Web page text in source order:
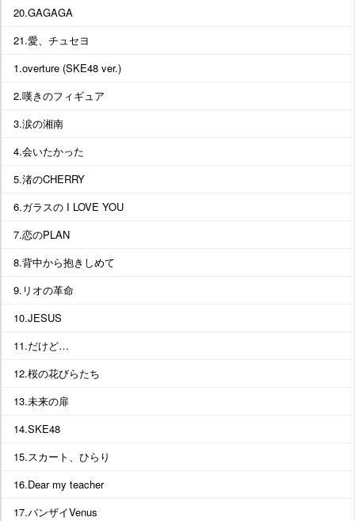
20.GAGAGA
21.愛、チュセヨ
1.overture (SKE48 ver.)
2.嘆きのフィギュア
3.涙の湘南
4.会いたかった
5.渚のCHERRY
6.ガラスの I LOVE YOU
7.恋のPLAN
8.背中から抱きしめて
9.リオの革命
10.JESUS
11.だけど…
12.桜の花びらたち
13.未来の扉
14.SKE48
15.スカート、ひらり
16.Dear my teacher
17.バンザイVenus